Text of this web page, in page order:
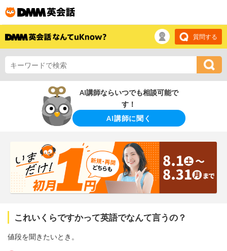
質問する
AI講師ならいつでも相談可能で
す！
AI講師に聞く
これいくらですかって英語でなんて言うの？
値段を聞きたいとき。